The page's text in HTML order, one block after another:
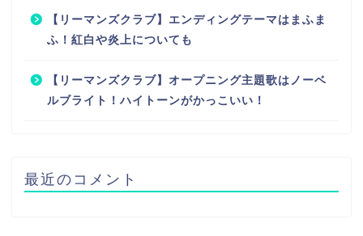
【リーマンズクラブ】エンディングテーマはまふま
ふ！紅白や炎上についても
【リーマンズクラブ】オープニング主題歌はノーベ
ルブライト！ハイトーンがかっこいい！
最近のコメント